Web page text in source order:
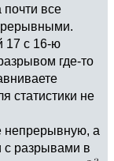
почти все
17 с 16-ю
где-то
статистики не
непрерывную, а
разрывами в